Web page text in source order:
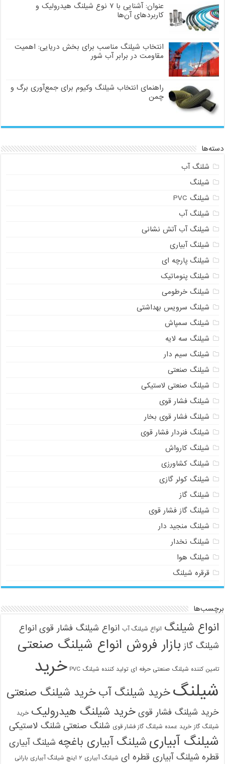
عنوان: آشنایی با ۷ نوع شیلنگ هیدرولیک و
کاربردهای آن‌ها
انتخاب شیلنگ مناسب برای بخش دریایی: اهمیت
مقاومت در برابر آب شور
راهنمای انتخاب شیلنگ وکیوم برای جمع‌آوری برگ و
چمن
دسته‌ها
شلنگ آب
شیلنگ
شیلنگ PVC
شیلنگ آب
شیلنگ آب آتش نشانی
شیلنگ آبیاری
شیلنگ پارچه ای
شیلنگ پنوماتیک
شیلنگ خرطومی
شیلنگ سرویس بهداشتی
شیلنگ سمپاش
شیلنگ سه لایه
شیلنگ سیم دار
شیلنگ صنعتی
شیلنگ صنعتی لاستیکی
شیلنگ فشار قوی
شیلنگ فشار قوی بخار
شیلنگ فنردار فشار قوی
شیلنگ کارواش
شیلنگ کشاورزی
شیلنگ کولر گازی
شیلنگ گاز
شیلنگ گاز فشار قوی
شیلنگ منجید دار
شیلنگ نخدار
شیلنگ هوا
قرقره شیلنگ
برچسب‌ها
انواع شیلنگ انواع شیلنگ آب انواع شیلنگ فشار قوی انواع
شیلنگ گاز بازار فروش انواع شیلنگ صنعتی
تامین کننده شیلنگ صنعتی حرفه ای تولید کننده شیلنگ PVC
خرید
شیلنگخرید شیلنگ آبخرید شیلنگ صنعتی
خرید شیلنگ فشار قوی خرید شیلنگ هیدرولیک خرید
شیلنگ گاز خرید عمده شیلنگ گاز فشار قوی شلنگ صنعتی شلنگ لاستیکی
شیلنگ آبیاری شیلنگ آبیاری باغچه شیلنگ آبیاری
قطره شیلنگ آبیاری قطره ای شیلنگ آبیاری ۲ اینچ شیلنگ آبیاری بارانی